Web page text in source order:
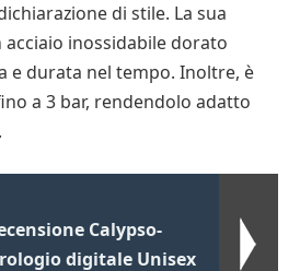
di stile. La sua
inossidabile dorato
e durata nel tempo. Inoltre, è
a 3 bar, rendendolo adatto
Calypso-
digitale Unisex